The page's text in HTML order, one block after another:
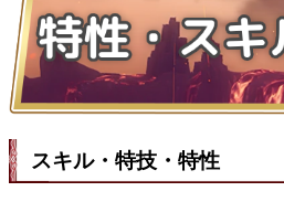
スキル・特技・特性